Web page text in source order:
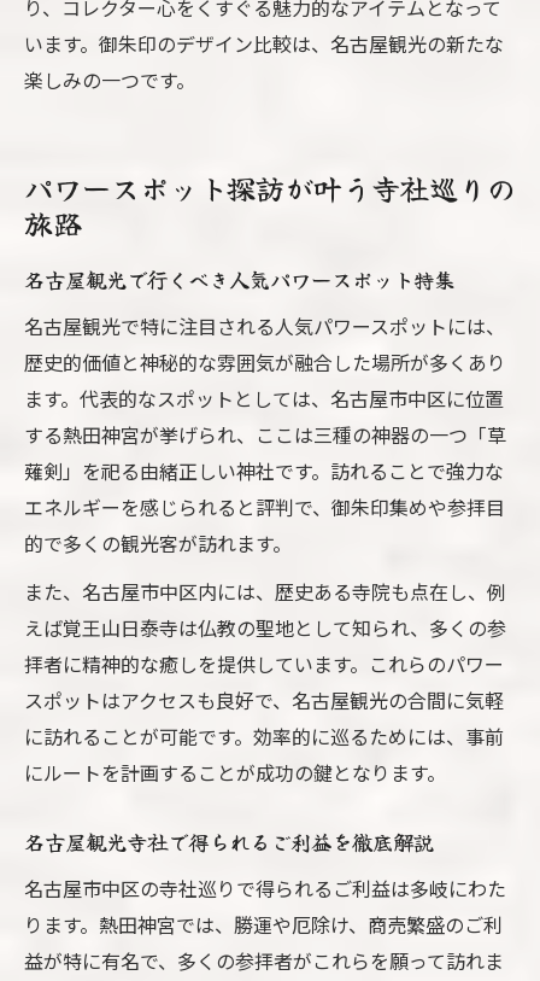
り、コレクター心をくすぐる魅力的なアイテムとなって
います。御朱印のデザイン比較は、名古屋観光の新たな
楽しみの一つです。
パワースポット探訪が叶う寺社巡りの
旅路
名古屋観光で行くべき人気パワースポット特集
名古屋観光で特に注目される人気パワースポットには、
歴史的価値と神秘的な雰囲気が融合した場所が多くあり
ます。代表的なスポットとしては、名古屋市中区に位置
する熱田神宮が挙げられ、ここは三種の神器の一つ「草
薙剣」を祀る由緒正しい神社です。訪れることで強力な
エネルギーを感じられると評判で、御朱印集めや参拝目
的で多くの観光客が訪れます。
また、名古屋市中区内には、歴史ある寺院も点在し、例
えば覚王山日泰寺は仏教の聖地として知られ、多くの参
拝者に精神的な癒しを提供しています。これらのパワー
スポットはアクセスも良好で、名古屋観光の合間に気軽
に訪れることが可能です。効率的に巡るためには、事前
にルートを計画することが成功の鍵となります。
名古屋観光寺社で得られるご利益を徹底解説
名古屋市中区の寺社巡りで得られるご利益は多岐にわた
ります。熱田神宮では、勝運や厄除け、商売繁盛のご利
益が特に有名で、多くの参拝者がこれらを願って訪れま